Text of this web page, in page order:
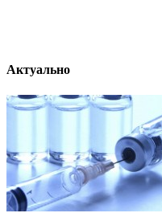
Актуально